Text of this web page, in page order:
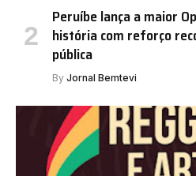
Peruíbe lança a maior
história com reforço
pública
By Jornal Bemtevi